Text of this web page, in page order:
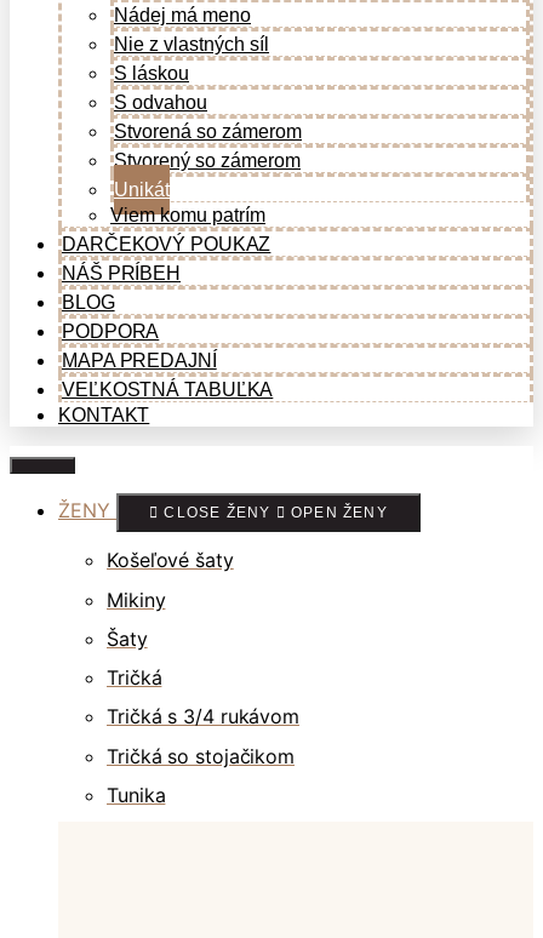
Nádej má meno
Nie z vlastných síl
S láskou
S odvahou
Stvorená so zámerom
Stvorený so zámerom
Unikát
Viem komu patrím
DARČEKOVÝ POUKAZ
NÁŠ PRÍBEH
BLOG
PODPORA
MAPA PREDAJNÍ
VEĽKOSTNÁ TABUĽKA
KONTAKT
ŽENY CLOSE ŽENY OPEN ŽENY
Košeľové šaty
Mikiny
Šaty
Tričká
Tričká s 3/4 rukávom
Tričká so stojačikom
Tunika